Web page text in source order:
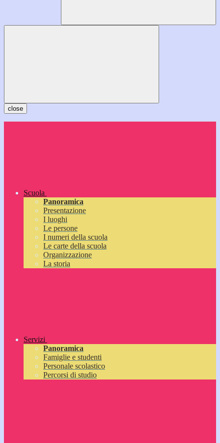
close
Scuola
Panoramica
Presentazione
I luoghi
Le persone
I numeri della scuola
Le carte della scuola
Organizzazione
La storia
Servizi
Panoramica
Famiglie e studenti
Personale scolastico
Percorsi di studio